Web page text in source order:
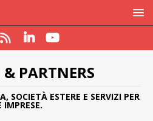
& PARTNERS
SOCIETÀ ESTERE E SERVIZI PER
IMPRESE.